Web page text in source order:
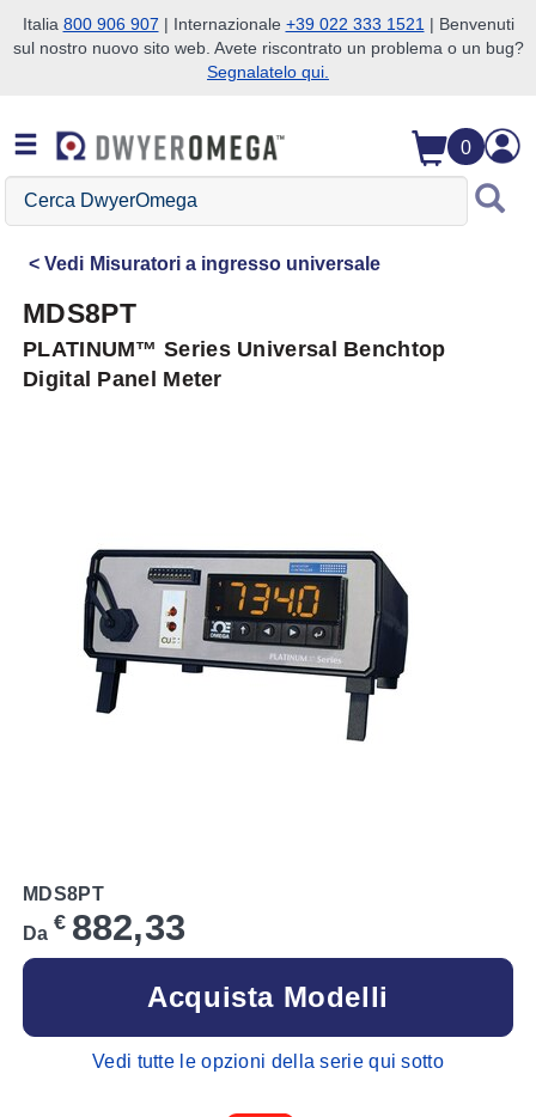
Salta alla ricerca
Salta al contenuto principale
Salta alla navigazione
Italia 800 906 907 | Internazionale +39 022 333 1521 | Benvenuti
sul nostro nuovo sito web. Avete riscontrato un problema o un bug?
Segnalatelo qui.
0
Cerca
DwyerOmega
Vedi Misuratori a ingresso universale
MDS8PT
PLATINUM™ Series Universal Benchtop
Digital Panel Meter
MDS8PT
Da € 882,33
Acquista Modelli
Vedi tutte le opzioni della serie qui sotto